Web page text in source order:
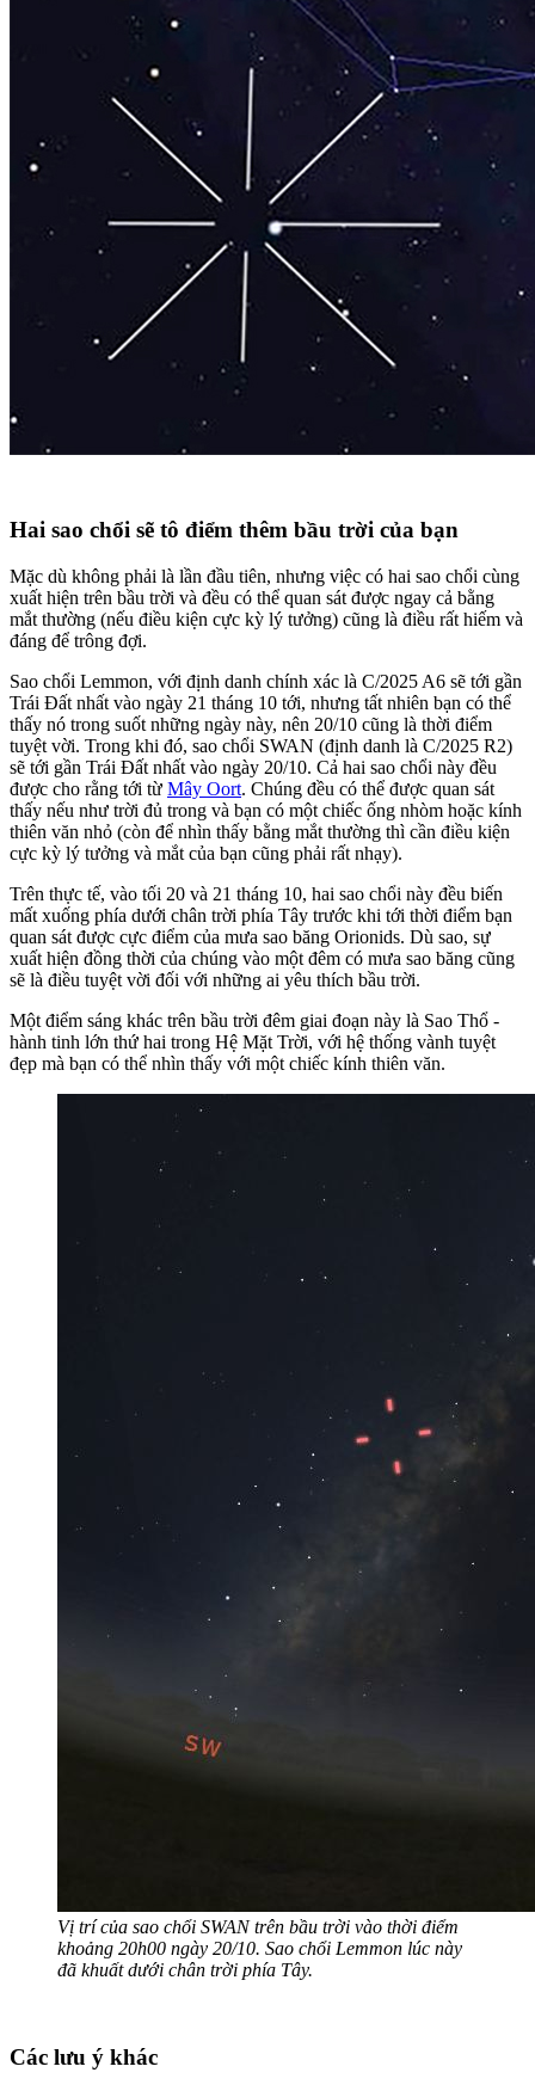
Hai sao chổi sẽ tô điểm thêm bầu trời của bạn
Mặc dù không phải là lần đầu tiên, nhưng việc có hai sao chổi cùng
xuất hiện trên bầu trời và đều có thể quan sát được ngay cả bằng
mắt thường (nếu điều kiện cực kỳ lý tưởng) cũng là điều rất hiếm và
đáng để trông đợi.
Sao chổi Lemmon, với định danh chính xác là C/2025 A6 sẽ tới gần
Trái Đất nhất vào ngày 21 tháng 10 tới, nhưng tất nhiên bạn có thể
thấy nó trong suốt những ngày này, nên 20/10 cũng là thời điểm
tuyệt vời. Trong khi đó, sao chổi SWAN (định danh là C/2025 R2)
sẽ tới gần Trái Đất nhất vào ngày 20/10. Cả hai sao chổi này đều
được cho rằng tới từ Mây Oort. Chúng đều có thể được quan sát
thấy nếu như trời đủ trong và bạn có một chiếc ống nhòm hoặc kính
thiên văn nhỏ (còn để nhìn thấy bằng mắt thường thì cần điều kiện
cực kỳ lý tưởng và mắt của bạn cũng phải rất nhạy).
Trên thực tế, vào tối 20 và 21 tháng 10, hai sao chổi này đều biến
mất xuống phía dưới chân trời phía Tây trước khi tới thời điểm bạn
quan sát được cực điểm của mưa sao băng Orionids. Dù sao, sự
xuất hiện đồng thời của chúng vào một đêm có mưa sao băng cũng
sẽ là điều tuyệt vời đối với những ai yêu thích bầu trời.
Một điểm sáng khác trên bầu trời đêm giai đoạn này là Sao Thổ -
hành tinh lớn thứ hai trong Hệ Mặt Trời, với hệ thống vành tuyệt
đẹp mà bạn có thể nhìn thấy với một chiếc kính thiên văn.
Vị trí của sao chổi SWAN trên bầu trời vào thời điểm
khoảng 20h00 ngày 20/10. Sao chổi Lemmon lúc này
đã khuất dưới chân trời phía Tây.
Các lưu ý khác